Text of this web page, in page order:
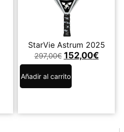
StarVie Astrum 2025
297,00€ 152,00€
Añadir al carrito